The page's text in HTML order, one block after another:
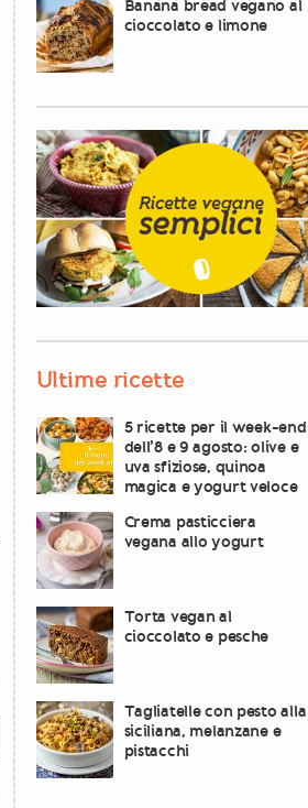
Banana bread vegano al
cioccolato e limone
Ultime ricette
5 ricette per il week-end
dell’8 e 9 agosto: olive e
uva sfiziose, quinoa
magica e yogurt veloce
Crema pasticciera
vegana allo yogurt
Torta vegan al
cioccolato e pesche
Tagliatelle con pesto alla
siciliana, melanzane e
pistacchi